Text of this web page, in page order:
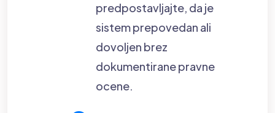
predpostavljajte, da je
sistem prepovedan ali
dovoljen brez
dokumentirane pravne
ocene.